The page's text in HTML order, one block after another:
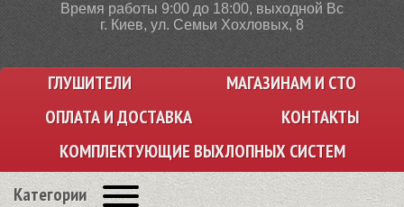
Время работы 9:00 до 18:00, выходной Вс
г. Киев, ул. Семьи Хохловых, 8
ГЛУШИТЕЛИ
МАГАЗИНАМ И СТО
ОПЛАТА И ДОСТАВКА
КОНТАКТЫ
КОМПЛЕКТУЮЩИЕ ВЫХЛОПНЫХ СИСТЕМ
Категории